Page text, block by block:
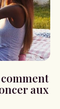
comment
aux